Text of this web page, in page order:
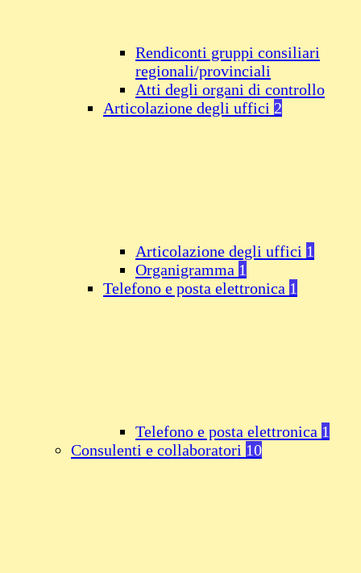
Rendiconti gruppi consiliari
regionali/provinciali
Atti degli organi di controllo
Articolazione degli uffici 2
Articolazione degli uffici 1
Organigramma 1
Telefono e posta elettronica 1
Telefono e posta elettronica 1
Consulenti e collaboratori 10